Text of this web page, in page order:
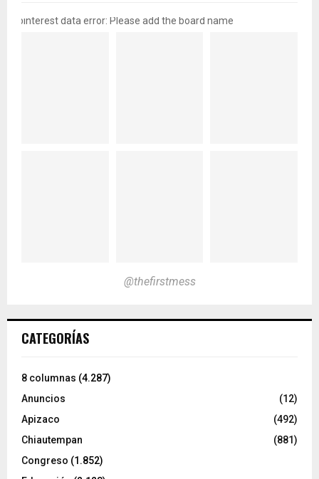
pinterest data error: Please add the board name
@thefirstmess
CATEGORÍAS
8 columnas (4.287)
Anuncios
(12)
Apizaco
(492)
Chiautempan
(881)
Congreso (1.852)